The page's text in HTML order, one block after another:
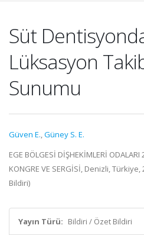
Süt
Lüksasyon
Sunumu
Güven E.,Güney S. E.
EGE BÖLGESİ DİŞHEKİMLERİ ODALARI
KONGRE VE SERGİSİ, Denizli,
Bildiri)
Yayın Türü: Bildiri / Özet Bildiri